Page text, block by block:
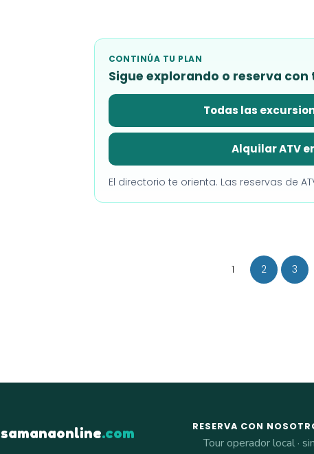
CONTINÚA TU PLAN
Sigue explorando o reserva
Todas las
Alquilar ATV
El directorio te orienta. Las reservas de
1 2 3
samanaonline.com RESERVA CON
Tour operador local · sin